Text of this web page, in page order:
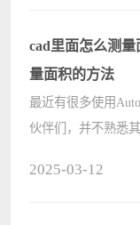
烦，那么这个问题
日????
cad里面怎么测量
量面积的方法
最近有很多使用
伙伴们，并不熟悉
2025-03-12